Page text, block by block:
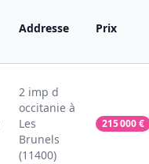
Addresse Prix
2 imp d
occitanie à
Les
Brunels
(11400)
215 000€